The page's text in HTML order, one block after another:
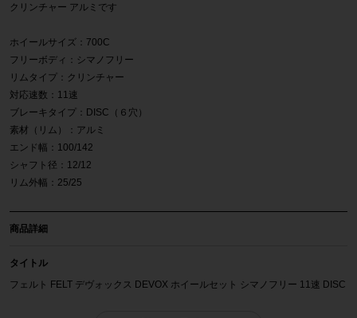
クリンチャー アルミです
ホイールサイズ：700C
フリーボディ：シマノフリー
リムタイプ：クリンチャー
対応速数：11速
ブレーキタイプ：DISC（６穴）
素材（リム）：アルミ
エンド幅：100/142
シャフト径：12/12
リム外幅：25/25
商品詳細
タイトル
フェルト FELT デヴォックス DEVOX ホイールセット シマノフリー 11速 DISC